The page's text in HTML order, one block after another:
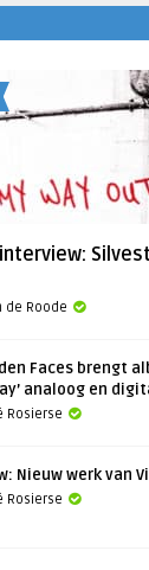
de Roode
Faces brengt
analoog en
Rosierse
Nieuw werk van
Rosierse